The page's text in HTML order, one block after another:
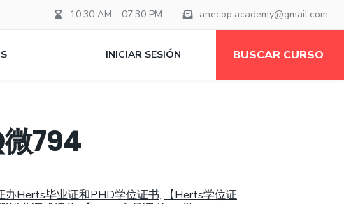
10.30 AM - 07:30 PM anecop.academy@gmail.com
INICIAR SESIÓN BUSCAR CURSO
微794
办Herts毕业证和PHD学位证书,
【Herts学位证